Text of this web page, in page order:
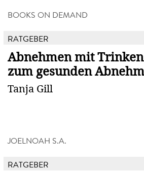
BOOKS ON DEMAND
RATGEBER
Abnehmen mit
zum gesunden
Tanja Gill
JOELNOAH S.A.
RATGEBER